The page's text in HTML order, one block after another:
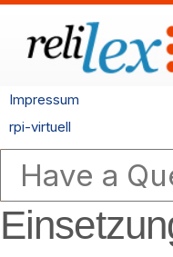
Impressum
rpi-virtuell